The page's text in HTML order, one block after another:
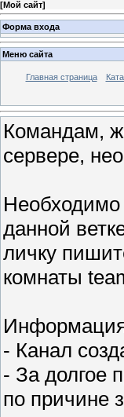
[Мой сайт]
Форма входа
Меню сайта
Главная страница
Командам,
сервере,
данной
личку
комнаты
- Канал
- За долгое
по причине